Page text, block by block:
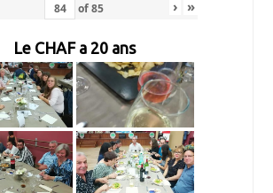
of85 › »
Le CHAF a 20 ans